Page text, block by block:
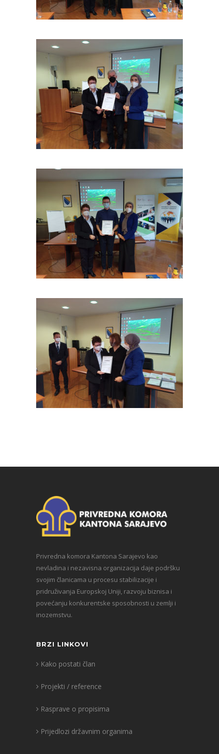
Privredna komora Kantona Sarajevo kao
nevladina i nezavisna organizacija daje podršku
svojim članicama u procesu stabilizacije i
pridruživanja Europskoj Uniji, razvoju biznisa i
povećanju konkurentske sposobnosti u zemlji i
inozemstvu.
BRZI LINKOVI
Kako postati član
Projekti / reference
Rasprave o propisima
Prijedlozi državnim organima